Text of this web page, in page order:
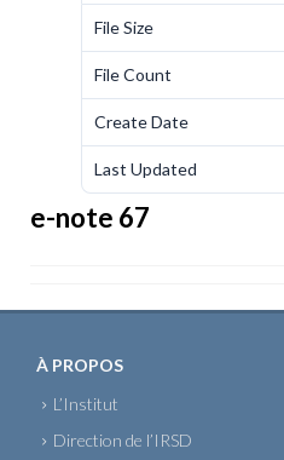
File Size
File Count
Create Date
Last Updated
e-note 67
À PROPOS
L’Institut
Direction de l’IRSD